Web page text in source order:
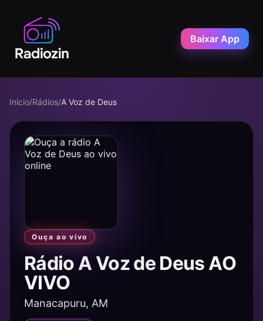
Baixar App
Início/Rádios/A Voz de Deus
Ouça ao vivo
Rádio A Voz de Deus AO
VIVO
Manacapuru, AM